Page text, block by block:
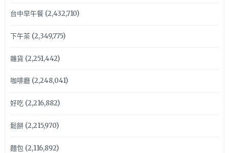
台中早午餐(2,432,710)
下午茶(2,349,775)
雜貨 (2,251,442)
咖啡廳(2,248,041)
好吃(2,216,882)
鬆餅(2,215,970)
麵包(2,116,892)